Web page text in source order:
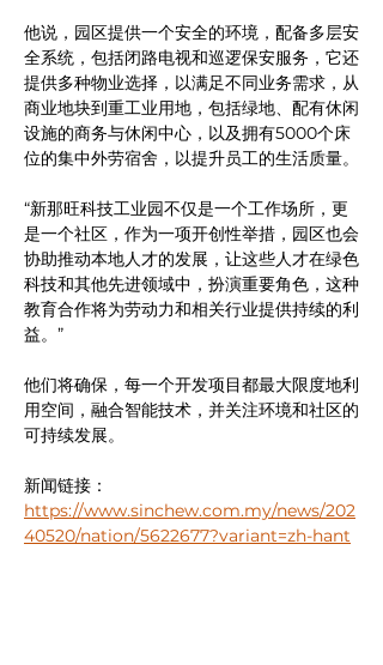
他说，园区提供一个安全的环境，配备多层安
全系统，包括闭路电视和巡逻保安服务，它还
提供多种物业选择，以满足不同业务需求，从
商业地块到重工业用地，包括绿地、配有休闲
设施的商务与休闲中心，以及拥有5000个床
位的集中外劳宿舍，以提升员工的生活质量。
“新那旺科技工业园不仅是一个工作场所，更
是一个社区，作为一项开创性举措，园区也会
协助推动本地人才的发展，让这些人才在绿色
科技和其他先进领域中，扮演重要角色，这种
教育合作将为劳动力和相关行业提供持续的利
益。”
他们将确保，每一个开发项目都最大限度地利
用空间，融合智能技术，并关注环境和社区的
可持续发展。
新闻链接：
https://www.sinchew.com.my/news/202
40520/nation/5622677?variant=zh-hant